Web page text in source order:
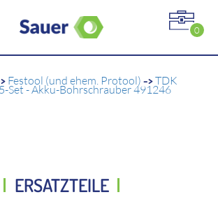
0
Festool (und ehem. Protool) ->TDK
Set - Akku-Bohrschrauber 491246
ERSATZTEILE